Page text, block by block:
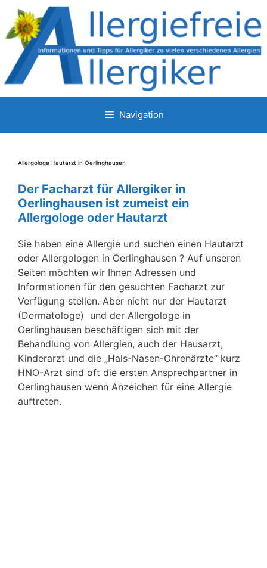
Zum
Inhalt
springen
Navigation
Allergologe Hautarzt in Oerlinghausen
Der Facharzt für Allergiker in
Oerlinghausen ist zumeist ein
Allergologe oder Hautarzt
Sie haben eine Allergie und suchen einen Hautarzt
oder Allergologen in Oerlinghausen ? Auf unseren
Seiten möchten wir Ihnen Adressen und
Informationen für den gesuchten Facharzt zur
Verfügung stellen. Aber nicht nur der Hautarzt
(Dermatologe) und der Allergologe in
Oerlinghausen beschäftigen sich mit der
Behandlung von Allergien, auch der Hausarzt,
Kinderarzt und die „Hals-Nasen-Ohrenärzte“ kurz
HNO-Arzt sind oft die ersten Ansprechpartner in
Oerlinghausen wenn Anzeichen für eine Allergie
auftreten.